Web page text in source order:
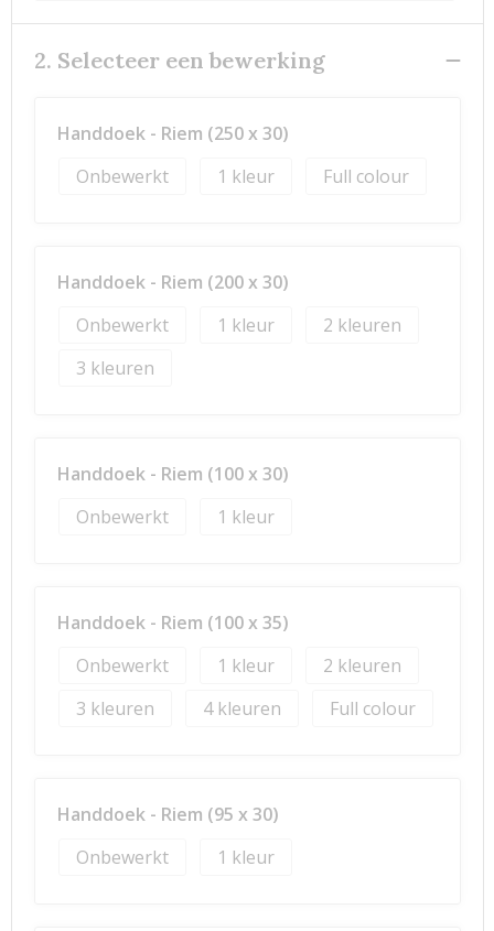
2. Selecteer een bewerking
Handdoek - Riem (250 x 30)
Onbewerkt
1 Full colour
Handdoek - Riem (200 x 30)
Onbewerkt
1
2
3
Handdoek - Riem (100 x 30)
Onbewerkt
1
Handdoek - Riem (100 x 35)
Onbewerkt
1
2
3
4 Full colour
Handdoek - Riem (95 x 30)
Onbewerkt
1